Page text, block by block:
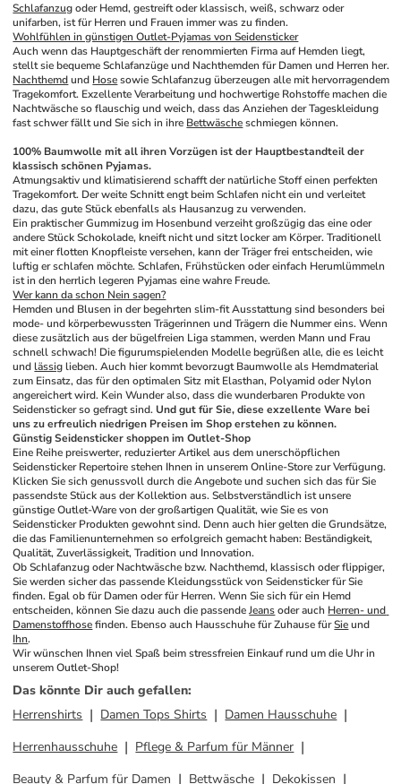
Schlafanzug oder Hemd, gestreift oder klassisch, weiß, schwarz oder
unifarben, ist für Herren und Frauen immer was zu finden.
Wohlfühlen in günstigen Outlet-Pyjamas von Seidensticker
Auch wenn das Hauptgeschäft der renommierten Firma auf Hemden liegt,
Nachthemd und Hose sowie Schlafanzug überzeugen alle mit hervorragendem
Tragekomfort. Exzellente Verarbeitung und hochwertige Rohstoffe machen die
Nachtwäsche so flauschig und weich, dass das Anziehen der Tageskleidung
fast schwer fällt und Sie sich in ihre Bettwäsche schmiegen können.
100% Baumwolle mit all ihren Vorzügen ist der Hauptbestandteil der
klassisch schönen Pyjamas.
Atmungsaktiv und klimatisierend schafft der natürliche Stoff einen perfekten
Tragekomfort. Der weite Schnitt engt beim Schlafen nicht ein und verleitet
dazu, das gute Stück ebenfalls als Hausanzug zu verwenden.
Ein praktischer Gummizug im Hosenbund verzeiht großzügig das eine oder
andere Stück Schokolade, kneift nicht und sitzt locker am Körper. Traditionell
mit einer flotten Knopfleiste versehen, kann der Träger frei entscheiden, wie
luftig er schlafen möchte. Schlafen, Frühstücken oder einfach Herumlümmeln
ist in den herrlich legeren Pyjamas eine wahre Freude.
Wer kann da schon Nein sagen?
Hemden und Blusen in der begehrten slim-fit Ausstattung sind besonders bei
mode- und körperbewussten Trägerinnen und Trägern die Nummer eins. Wenn
diese zusätzlich aus der bügelfreien Liga stammen, werden Mann und Frau
schnell schwach! Die figurumspielenden Modelle begrüßen alle, die es leicht
und lässig lieben. Auch hier kommt bevorzugt Baumwolle als Hemdmaterial
zum Einsatz, das für den optimalen Sitz mit Elasthan, Polyamid oder Nylon
angereichert wird. Kein Wunder also, dass die wunderbaren Produkte von
Seidensticker so gefragt sind. Und gut für Sie, diese exzellente Ware bei
uns zu erfreulich niedrigen Preisen im Shop erstehen zu können.
Günstig Seidensticker shoppen im Outlet-Shop
Eine Reihe preiswerter, reduzierter Artikel aus dem unerschöpflichen
Seidensticker Repertoire stehen Ihnen in unserem Online-Store zur Verfügung.
Klicken Sie sich genussvoll durch die Angebote und suchen sich das für Sie
passendste Stück aus der Kollektion aus. Selbstverständlich ist unsere
günstige Outlet-Ware von der großartigen Qualität, wie Sie es von
Seidensticker Produkten gewohnt sind. Denn auch hier gelten die Grundsätze,
die das Familienunternehmen so erfolgreich gemacht haben: Beständigkeit,
Qualität, Zuverlässigkeit, Tradition und Innovation.
Ob Schlafanzug oder Nachtwäsche bzw. Nachthemd, klassisch oder flippiger,
Sie werden sicher das passende Kleidungsstück von Seidensticker für Sie
finden. Egal ob für Damen oder für Herren. Wenn Sie sich für ein Hemd
entscheiden, können Sie dazu auch die passende Jeans oder auch
Damenstoffhose finden. Ebenso auch Hausschuhe für Zuhause für Sie
Ihn.
Wir wünschen Ihnen viel Spaß beim stressfreien Einkauf rund um die Uhr in
unserem Outlet-Shop!
Das könnte Dir auch gefallen:
Herrenshirts
Damen Tops Shirts
Damen Hausschuhe
Herrenhausschuhe
Pflege & Parfum für Männer
Beauty & Parfum für Damen
Bettwäsche
Dekokissen